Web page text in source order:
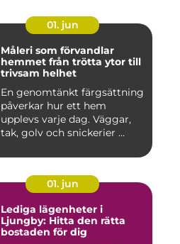
01. jun
Måleri som förvandlar
hemmet från trötta ytor till
trivsam helhet
En genomtänkt färgsättning
påverkar hur ett hem
upplevs varje dag. Väggar,
tak, golv och snickerier ...
01. jun
Lediga lägenheter i
Ljungby: Hitta den rätta
bostaden för dig